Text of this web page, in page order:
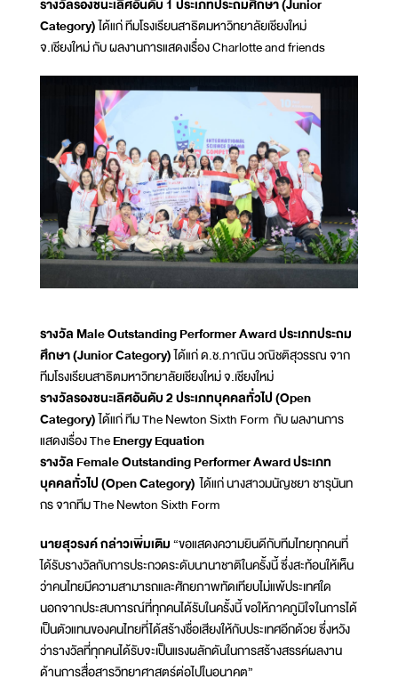
รางวัลรองชนะเลิศอันดับ 1 ประเภทประถมศึกษา (Junior
Category)ได้แก่ ทีมโรงเรียนสาธิตมหาวิทยาลัยเชียงใหม่
จ.เชียงใหม่ กับ ผลงานการแสดงเรื่อง Charlotte and friends
รางวัล Male Outstanding Performer Award ประเภทประถม
ศึกษา (Junior Category)ได้แก่ ด.ช.ภาณิน วณิชติสุวรรณ จาก
ทีมโรงเรียนสาธิตมหาวิทยาลัยเชียงใหม่ จ.เชียงใหม่
รางวัลรองชนะเลิศอันดับ 2 ประเภทบุคคลทั่วไป (Open
Category)ได้แก่ ทีม The Newton Sixth Form กับ ผลงานการ
แสดงเรื่อง TheEnergy Equation
รางวัล Female Outstanding Performer Award ประเภท
บุคคลทั่วไป (Open Category)ได้แก่ นางสาวมนัญชยา ชารุนันท
กร จากทีม The Newton Sixth Form
นายสุวรงค์ กล่าวเพิ่มเติม“ขอแสดงความยินดีกับทีมไทยทุกคนที่
ได้รับรางวัลกับการประกวดระดับนานาชาติในครั้งนี้ ซึ่งสะท้อนให้เห็น
ว่าคนไทยมีความสามารถและศักยภาพทัดเทียบไม่แพ้ประเทศใด
นอกจากประสบการณ์ที่ทุกคนได้รับในครั้งนี้ ขอให้ภาคภูมิใจในการได้
เป็นตัวแทนของคนไทยที่ได้สร้างชื่อเสียงให้กับประเทศอีกด้วย ซึ่งหวัง
ว่ารางวัลที่ทุกคนได้รับจะเป็นแรงผลักดันในการสร้างสรรค์ผลงาน
ด้านการสื่อสารวิทยาศาสตร์ต่อไปในอนาคต”